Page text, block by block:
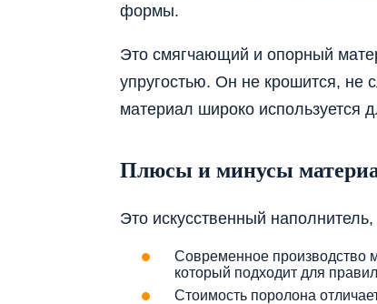
формы.
Это смягчающий и опорный
упругостью. Он не крошится, не
материал широко используется
Плюсы и минусы
Это искусственный
Современное производство
который подходит для
Стоимость поролона